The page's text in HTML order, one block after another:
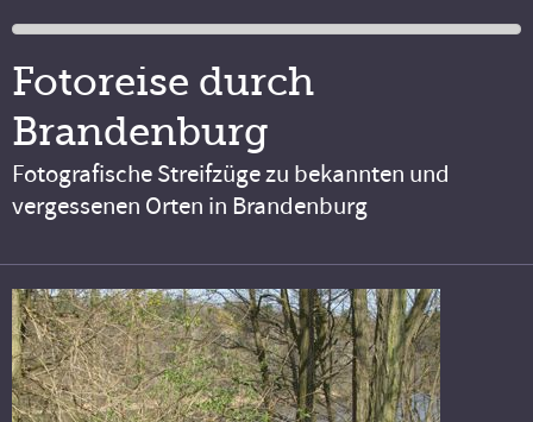
Fotoreise durch
Brandenburg
Fotografische Streifzüge zu bekannten und
vergessenen Orten in Brandenburg